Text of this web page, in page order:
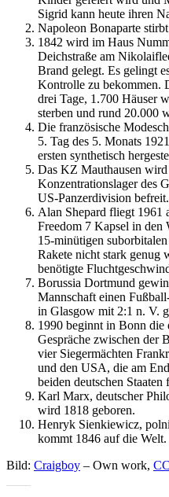
Sigrid kann heute ihren
Napoleon Bonaparte
1842 wird im Haus
Deichstraße am
Brand gelegt. Es gelingt
Kontrolle zu bekommen.
drei Tage, 1.700 Häuser
sterben und rund 20.000
Die französische
5. Tag des 5. Monats
ersten synthetisch
Das KZ Mauthausen wird
Konzentrationslager des
US-Panzerdivision befreit.
Alan Shepard fliegt 1961
Freedom 7 Kapsel in den
15-minütigen
Rakete nicht stark genug
benötigte
Borussia Dortmund
Mannschaft einen
in Glasgow mit 2:1 n. V.
1990 beginnt in Bonn die
Gespräche zwischen der
vier Siegermächten
und den USA, die am
beiden deutschen Staaten
Karl Marx, deutscher
wird 1818 geboren.
Henryk Sienkiewicz,
kommt 1846 auf die Welt.
Bild: Craigboy – Own work,